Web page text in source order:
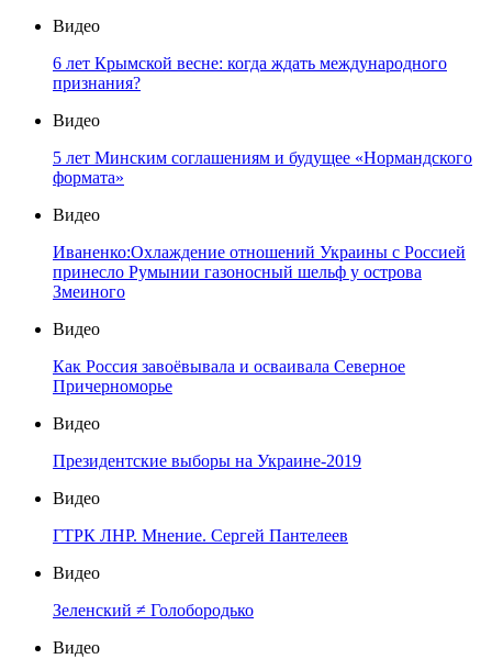
Видео
6 лет Крымской весне: когда ждать международного
признания?
Видео
5 лет Минским соглашениям и будущее «Нормандского
формата»
Видео
Иваненко:Охлаждение отношений Украины с Россией
принесло Румынии газоносный шельф у острова
Змеиного
Видео
Как Россия завоёвывала и осваивала Северное
Причерноморье
Видео
Президентские выборы на Украине-2019
Видео
ГТРК ЛНР. Мнение. Сергей Пантелеев
Видео
Зеленский ≠ Голобородько
Видео